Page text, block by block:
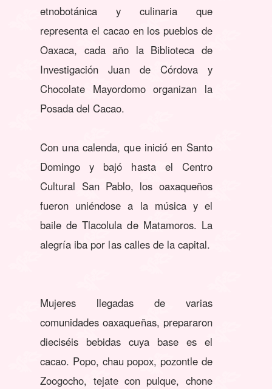
etnobotánica y culinaria que
representa el cacao en los pueblos de
Oaxaca, cada año la Biblioteca de
Investigación Juan de Córdova y
Chocolate Mayordomo organizan la
Posada del Cacao.
Con una calenda, que inició en Santo
Domingo y bajó hasta el Centro
Cultural San Pablo, los oaxaqueños
fueron uniéndose a la música y el
baile de Tlacolula de Matamoros. La
alegría iba por las calles de la capital.
Mujeres llegadas de varias
comunidades oaxaqueñas, prepararon
dieciséis bebidas cuya base es el
cacao. Popo, chau popox, pozontle de
Zoogocho, tejate con pulque, chone